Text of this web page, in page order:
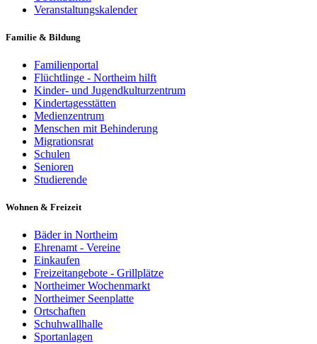
Veranstaltungskalender
Familie & Bildung
Familienportal
Flüchtlinge - Northeim hilft
Kinder- und Jugendkulturzentrum
Kindertagesstätten
Medienzentrum
Menschen mit Behinderung
Migrationsrat
Schulen
Senioren
Studierende
Wohnen & Freizeit
Bäder in Northeim
Ehrenamt - Vereine
Einkaufen
Freizeitangebote - Grillplätze
Northeimer Wochenmarkt
Northeimer Seenplatte
Ortschaften
Schuhwallhalle
Sportanlagen